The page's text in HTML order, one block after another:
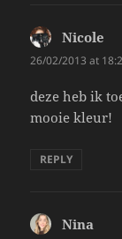
Nicole
26/02/2013 at
deze heb ik
mooie kleur!
REPLY
Nina